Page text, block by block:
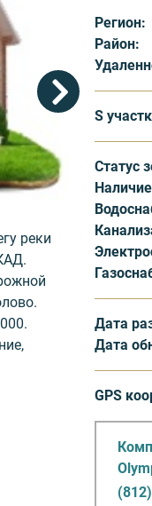
реки
Регион:
Район:
S
Статус
Дата
Дата
GPS
(812)